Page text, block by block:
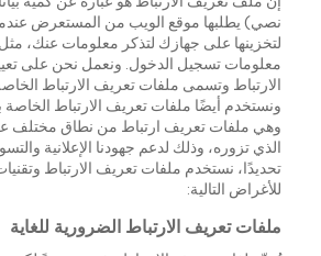
نصي) يطلبها موقع الويب من المستعرض
لتخزينها على جهازك لتذكر معلومات عنك،
معلومات تسجيل الدخول. ونعمل نحن على
الارتباط وتسمى ملفات تعريف الارتباط
ونستخدم أيضًا ملفات تعريف الارتباط الخاصة
وهي ملفات تعريف ارتباط من نطاق مختلف
الذي تزوره، وذلك لدعم جهودنا الإعلانية
تحديدًا، نستخدم ملفات تعريف الارتباط
للأغراض التالية:
ملفات تعريف الارتباط الضرورية للغاية